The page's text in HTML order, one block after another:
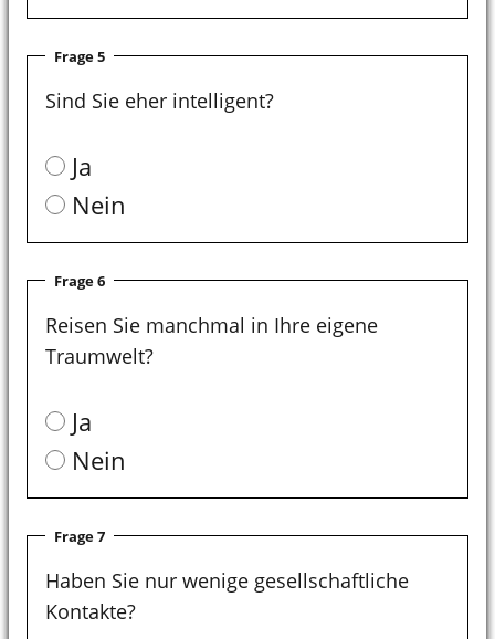
Frage 5
Sind Sie eher intelligent?
Ja
Nein
Frage 6
Reisen Sie manchmal in Ihre eigene
Traumwelt?
Ja
Nein
Frage 7
Haben Sie nur wenige gesellschaftliche
Kontakte?